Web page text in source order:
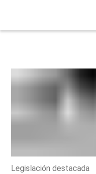
Legislación destacada